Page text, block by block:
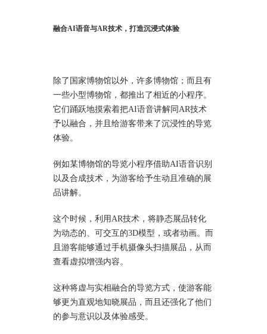
融合AI语音与AR技术，打造沉浸式体验
除了国家博物馆以外，许多博物馆；而且有
一些小型博物馆，都推出了相近的小程序。
它们踊跃地摸索着把AI语音讲解同AR技术
予以融合，并且给游客带来了沉浸性的导览
体验。
例如某博物馆的导览小程序借助AI语音识别
以及合成技术，为游客给予生动且准确的展
品讲解。
这个时候，利用AR技术，将静态展品转化
为动态的、可交互的3D模型，或者动画。而
且游客能够通过手机摄像头扫描展品，从而
查看虚拟增强内容。
这种将虚与实相融合的导览方式，使游客能
够更为直观地知晓展品，而且还强化了他们
的参与意识以及体验感受。